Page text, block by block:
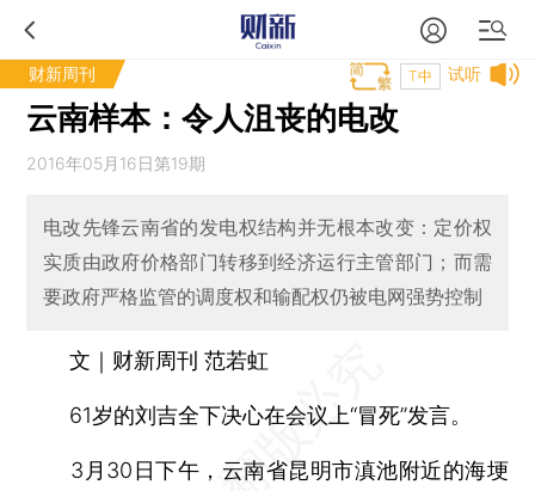
财新周刊 试听
T中
云南样本：令人沮丧的电改
2016年05月16日第19期
电改先锋云南省的发电权结构并无根本改变：定价权
实质由政府价格部门转移到经济运行主管部门；而需
要政府严格监管的调度权和输配权仍被电网强势控制
文｜财新周刊 范若虹
61岁的刘吉全下决心在会议上“冒死”发言。
3月30日下午，云南省昆明市滇池附近的海埂